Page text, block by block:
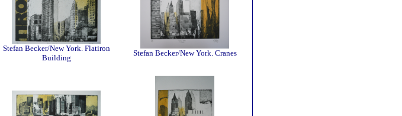
Stefan Becker/New York. Flatiron
Building
Stefan Becker/New York. Cranes